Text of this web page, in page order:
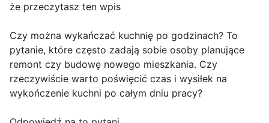
że przeczytasz ten wpis
Czy można wykańczać kuchnię po godzinach? To
pytanie, które często zadają sobie osoby planujące
remont czy budowę nowego mieszkania. Czy
rzeczywiście warto poświęcić czas i wysiłek na
wykończenie kuchni po całym dniu pracy?